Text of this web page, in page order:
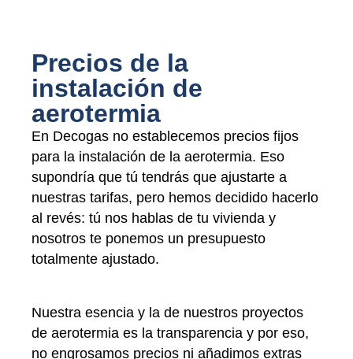
Precios de la
instalación de
aerotermia
En Decogas no establecemos precios fijos
para la instalación de la aerotermia. Eso
supondría que tú tendrás que ajustarte a
nuestras tarifas, pero hemos decidido hacerlo
al revés: tú nos hablas de tu vivienda y
nosotros te ponemos un presupuesto
totalmente ajustado.
Nuestra esencia y la de nuestros proyectos
de aerotermia es la transparencia y por eso,
no engrosamos precios ni añadimos extras